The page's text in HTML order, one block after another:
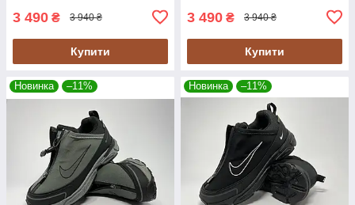
3 490 ₴ 3 940 ₴
Купити
3 490 ₴ 3 940 ₴
Купити
Новинка –11% Новинка –11%